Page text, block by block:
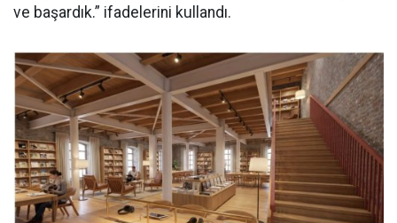
ve başardık.” ifadelerini kullandı.